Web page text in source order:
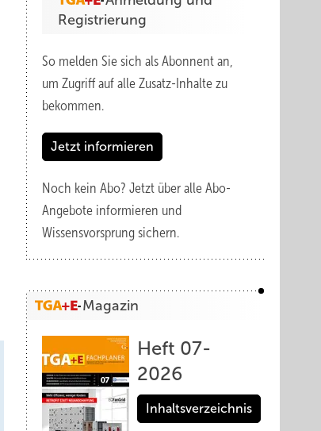
Registrierung
So melden Sie sich als Abonnent an,
um Zugriff auf alle Zusatz-Inhalte zu
bekommen.
Jetzt informieren
Noch kein Abo? Jetzt über alle Abo-
Angebote informieren und
Wissensvorsprung sichern.
Magazin
Heft 07-
2026
Inhaltsverzeichnis